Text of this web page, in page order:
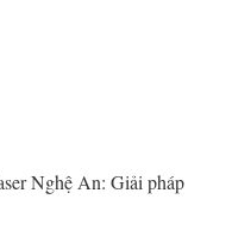
Nghệ An: Giải pháp